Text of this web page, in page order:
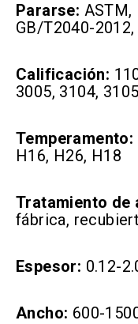
Pararse: ASTM,
GB/T2040-
Calificación:
3005, 3104,
Temperamento:
H16, H26, H18
Tratamiento de
fábrica,
Espesor: 0.12-
Ancho: 600-